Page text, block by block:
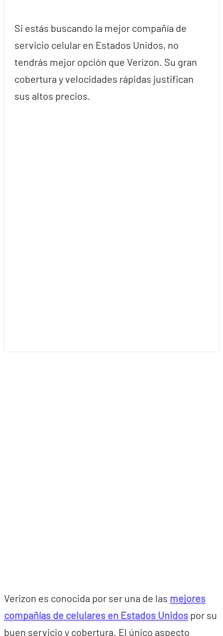
Si estás buscando la mejor compañía de
servicio celular en Estados Unidos, no
tendrás mejor opción que Verizon. Su gran
cobertura y velocidades rápidas justifican
sus altos precios.
Verizon es conocida por ser una de las mejores
compañías de celulares en Estados Unidos por su
buen servicio y cobertura. El único aspecto